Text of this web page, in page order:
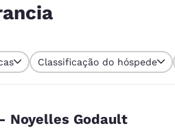
Español
Classificação do hóspede
Noyelles Godault